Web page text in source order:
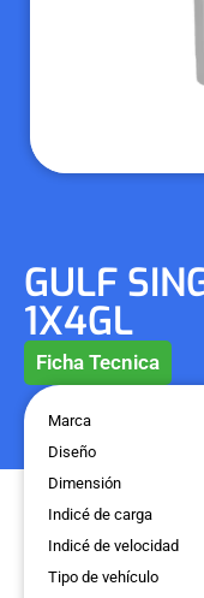
GULF
1X4GL
Ficha Tecnica
Marca
Diseño
Dimensión
Indicé de carga
Indicé de velocidad
Tipo de vehículo